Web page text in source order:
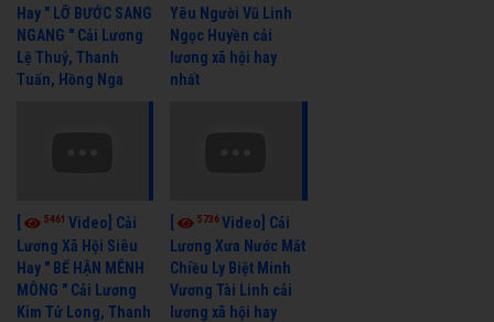
Hay " LỠ BƯỚC SANG
NGANG " Cải Lương
Lệ Thuỷ, Thanh
Tuấn, Hồng Nga
Yêu Người Vũ Linh
Ngọc Huyền cải
lương xã hội hay
nhất
5461 Video] Cải
Lương Xã Hội Siêu
Hay " BỂ HẬN MÊNH
MÔNG " Cải Lương
Kim Tử Long, Thanh
5736Video] Cải
Lương Xưa Nước Mắt
Chiều Ly Biệt Minh
Vương Tài Linh cải
lương xã hội hay